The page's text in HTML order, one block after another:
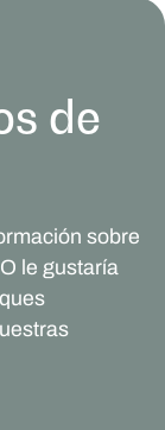
de
sobre
le gustaría